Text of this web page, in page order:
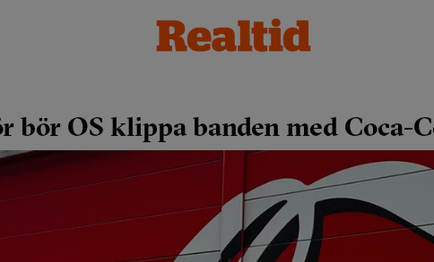
bör OS klippa banden med Coca-